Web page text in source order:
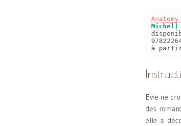
Michel)
à
Evie ne
des
elle a